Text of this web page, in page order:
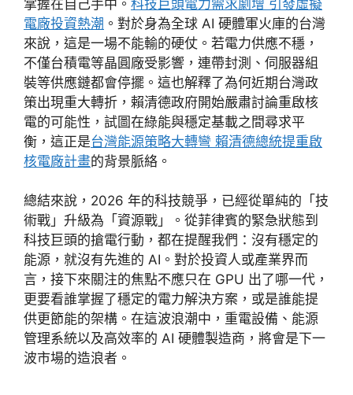
掌握在自己手中。 科技巨頭電力需求劇增 引發虛擬
電廠投資熱潮 。對於身為全球 AI 硬體軍火庫的台灣
來說，這是一場不能輸的硬仗。若電力供應不穩，
不僅台積電等晶圓廠受影響，連帶封測、伺服器組
裝等供應鏈都會停擺。這也解釋了為何近期台灣政
策出現重大轉折，賴清德政府開始嚴肅討論重啟核
電的可能性，試圖在綠能與穩定基載之間尋求平
衡，這正是台灣能源策略大轉彎 賴清德總統提重啟
核電廠計畫的背景脈絡。
總結來說，2026 年的科技競爭，已經從單純的「技
術戰」升級為「資源戰」。從菲律賓的緊急狀態到
科技巨頭的搶電行動，都在提醒我們：沒有穩定的
能源，就沒有先進的 AI。對於投資人或產業界而
言，接下來關注的焦點不應只在 GPU 出了哪一代，
更要看誰掌握了穩定的電力解決方案，或是誰能提
供更節能的架構。在這波浪潮中，重電設備、能源
管理系統以及高效率的 AI 硬體製造商，將會是下一
波市場的造浪者。